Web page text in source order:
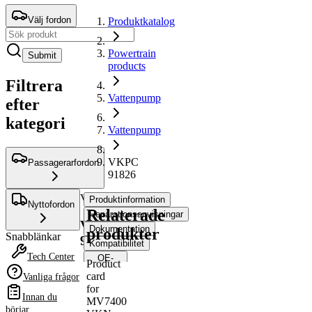
Välj fordon
Submit
Filtrera
efter
kategori
Passagerarfordon
Nyttofordon
Snabblänkar
Tech Center
Vanliga frågor
Innan du
börjar
Produktkatalog
Powertrain
products
Vattenpump
Vattenpump
VKPC
91826
Vattenpump
VKPC
91826
Produktinformation
Reparationsanvisningar
Dokumentation
Kompatibilitet
OE-
nummer
Relaterade
produkter
Product
card
for
MV7400